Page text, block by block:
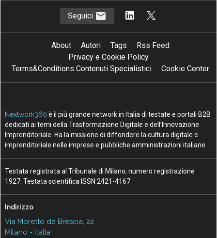
Seguici
About Autori Tags
Rss Feed
Privacy e Cookie Policy
Terms&Conditions Contenuti Specialistici
Cookie Center
Nextwork360 è il più grande network in Italia di testate e portali B2B
dedicati ai temi della Trasformazione Digitale e dell’Innovazione
Imprenditoriale. Ha la missione di diffondere la cultura digitale e
imprenditoriale nelle imprese e pubbliche amministrazioni italiane.
Testata registrata al Tribunale di Milano, numero registrazione
1927. Testata scientifica ISSN 2421-4167
Indirizzo
Via Moretto da Brescia, 22
Milano - Italia